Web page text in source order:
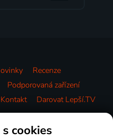
Recenze
Podporovaná zařízení
Kontakt Darovat Lepší.TV
cookies